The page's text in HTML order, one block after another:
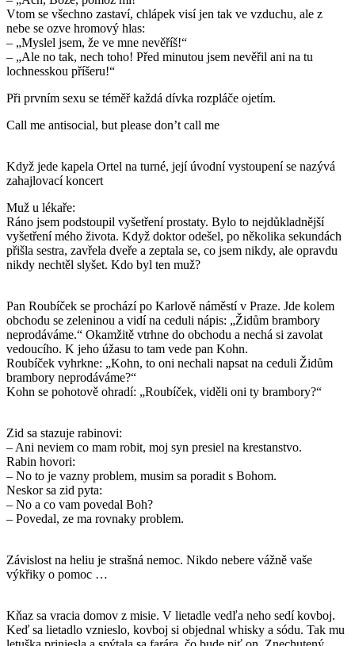
Vtom se všechno zastaví, chlápek visí jen tak ve vzduchu, ale z
nebe se ozve hromový hlas:
– „Myslel jsem, že ve mne nevěříš!“
– „Ale no tak, nech toho! Před minutou jsem nevěřil ani na tu
lochnesskou příšeru!“
Při prvním sexu se téměř každá dívka rozpláče ojetím.
Call me antisocial, but please don’t call me
Když jede kapela Ortel na turné, její úvodní vystoupení se nazývá
zahajlovací koncert
Muž u lékaře:
Ráno jsem podstoupil vyšetření prostaty. Bylo to nejdůkladnější
vyšetření mého života. Když doktor odešel, po několika sekundách
přišla sestra, zavřela dveře a zeptala se, co jsem nikdy, ale opravdu
nikdy nechtěl slyšet. Kdo byl ten muž?
Pan Roubíček se prochází po Karlově náměstí v Praze. Jde kolem
obchodu se zeleninou a vidí na ceduli nápis: „Židům brambory
neprodáváme.“ Okamžitě vtrhne do obchodu a nechá si zavolat
vedoucího. K jeho úžasu to tam vede pan Kohn.
Roubíček vyhrkne: „Kohn, to oni nechali napsat na ceduli Židům
brambory neprodáváme?“
Kohn se pohotově ohradí: „Roubíček, viděli oni ty brambory?“
Zid sa stazuje rabinovi:
– Ani neviem co mam robit, moj syn presiel na krestanstvo.
Rabin hovori:
– No to je vazny problem, musim sa poradit s Bohom.
Neskor sa zid pyta:
– No a co vam povedal Boh?
– Povedal, ze ma rovnaky problem.
Závislost na heliu je strašná nemoc. Nikdo nebere vážně vaše
výkřiky o pomoc …
Kňaz sa vracia domov z misie. V lietadle vedľa neho sedí kovboj.
Keď sa lietadlo vznieslo, kovboj si objednal whisky a sódu. Tak mu